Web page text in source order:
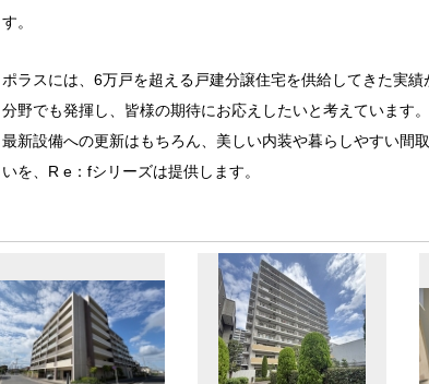
す。
ポラスには、6万戸を超える戸建分譲住宅を供給してきた実
分野でも発揮し、皆様の期待にお応えしたいと考えています。
最新設備への更新はもちろん、美しい内装や暮らしやすい間
いを、R e：fシリーズは提供します。